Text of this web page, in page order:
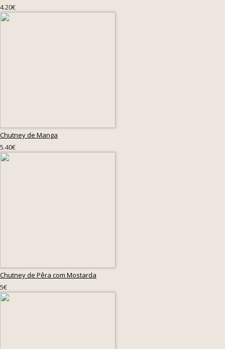
4.20€
Chutney de Manga
5.40€
Chutney de Pêra com Mostarda
5€